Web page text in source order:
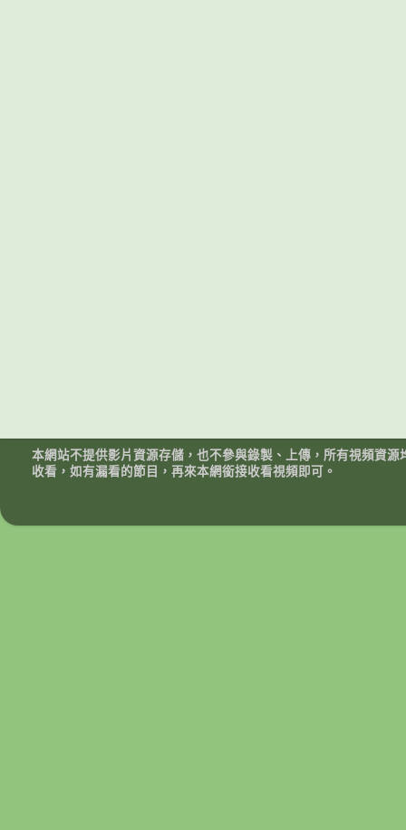
本網站不提供影片資源存儲，也不參與錄製、上傳，所有視頻資
收看，如有漏看的節目，再來本網銜接收看視頻即可。